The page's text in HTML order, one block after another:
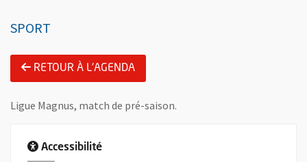
SPORT
RETOUR À L'AGENDA
Ligue Magnus, match de pré-saison.
Accessibilité